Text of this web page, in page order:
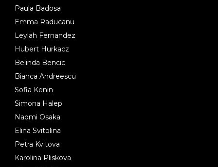
Paula Badosa
Emma Raducanu
Leylah Fernandez
Hubert Hurkacz
Belinda Bencic
Bianca Andreescu
Sofia Kenin
Simona Halep
Naomi Osaka
Elina Svitolina
Petra Kvitova
Karolina Pliskova